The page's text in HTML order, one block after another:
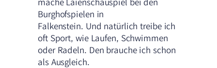
Burghofspielen in
Falkenstein. Und natürlich treibe ich
oft Sport, wie Laufen, Schwimmen
oder Radeln. Den brauche ich schon
als Ausgleich.